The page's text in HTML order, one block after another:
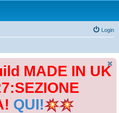
Login
MADE IN UK
QUI!